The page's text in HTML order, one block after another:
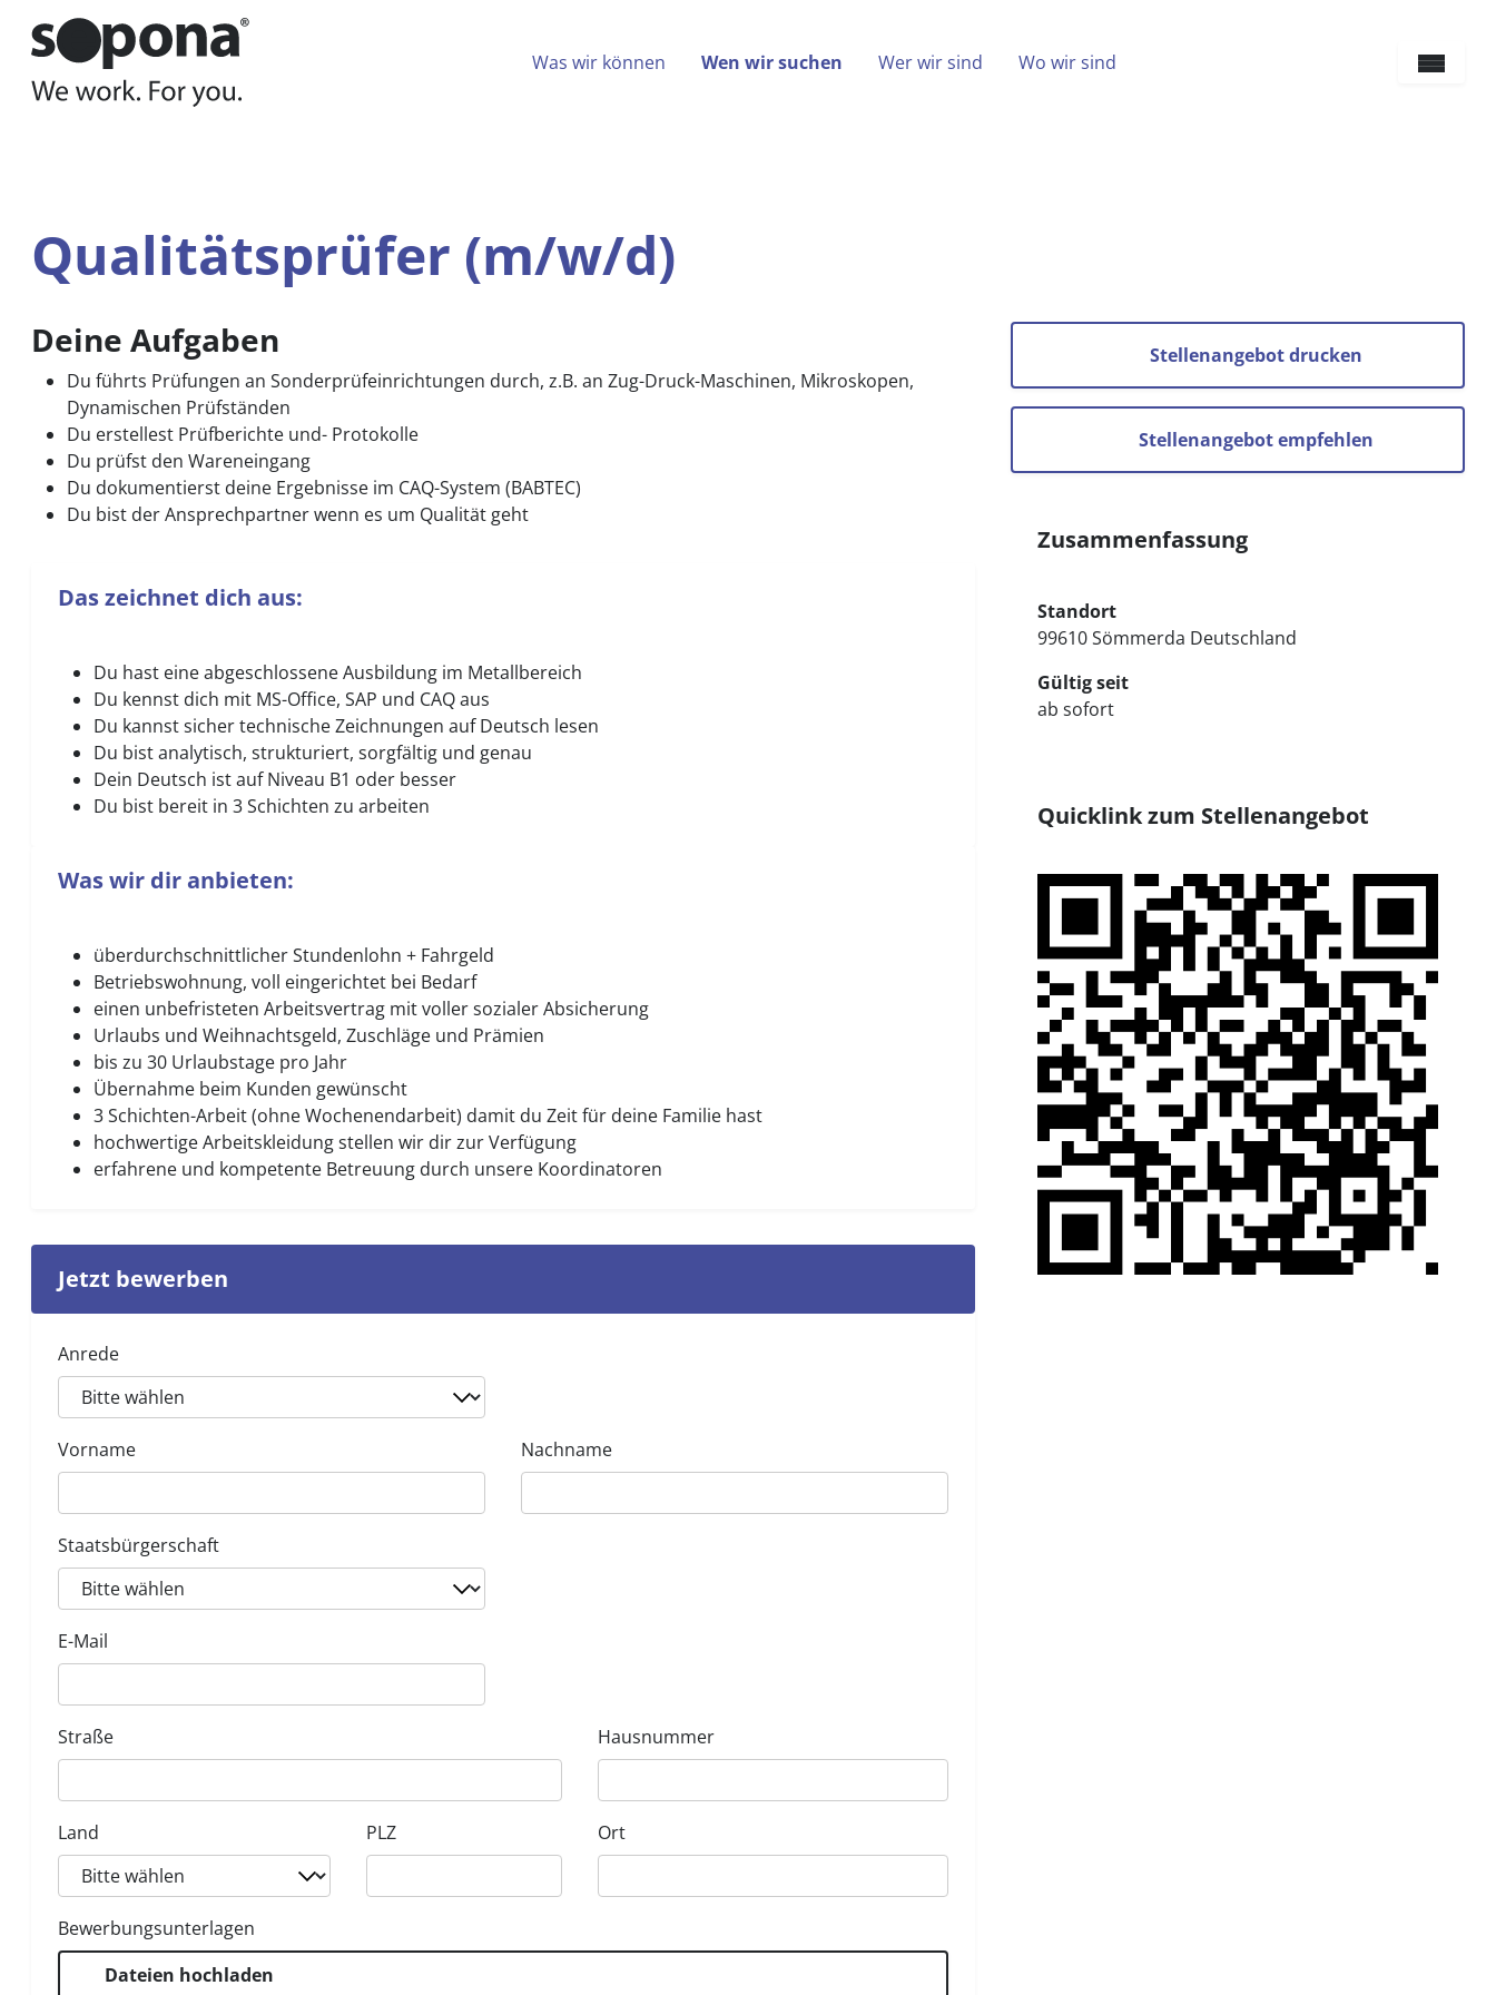
Hauptnavigation
Zum Inhalt
Was wir können
Wen wir suchen(aktiv)Wer wir sind Wo wir sind
Qualitätsprüfer (m/w/d)
Deine Aufgaben
Du führts Prüfungen an Sonderprüfeinrichtungen durch, z.B. an Zug-Druck-Maschinen, Mikroskopen,
Dynamischen Prüfständen
Du erstellest Prüfberichte und- Protokolle
Du prüfst den Wareneingang
Du dokumentierst deine Ergebnisse im CAQ-System (BABTEC)
Du bist der Ansprechpartner wenn es um Qualität geht
Das zeichnet dich aus:
Du hast eine abgeschlossene Ausbildung im Metallbereich
Du kennst dich mit MS-Office, SAP und CAQ aus
Du kannst sicher technische Zeichnungen auf Deutsch lesen
Du bist analytisch, strukturiert, sorgfältig und genau
Dein Deutsch ist auf Niveau B1 oder besser
Du bist bereit in 3 Schichten zu arbeiten
Was wir dir anbieten:
überdurchschnittlicher Stundenlohn + Fahrgeld
Betriebswohnung, voll eingerichtet bei Bedarf
einen unbefristeten Arbeitsvertrag mit voller sozialer Absicherung
Urlaubs und Weihnachtsgeld, Zuschläge und Prämien
bis zu 30 Urlaubstage pro Jahr
Übernahme beim Kunden gewünscht
3 Schichten-Arbeit (ohne Wochenendarbeit) damit du Zeit für deine Familie hast
hochwertige Arbeitskleidung stellen wir dir zur Verfügung
erfahrene und kompetente Betreuung durch unsere Koordinatoren
Jetzt bewerben
Anrede
Vorname Nachname
Staatsbürgerschaft
E-Mail
Straße Hausnummer
Land PLZ Ort
Bewerbungsunterlagen
Dateien hochladen
Stellenangebot drucken
Stellenangebot empfehlen
Zusammenfassung
Standort
99610 Sömmerda Deutschland
Gültig seit
ab sofort
Quicklink zum Stellenangebot